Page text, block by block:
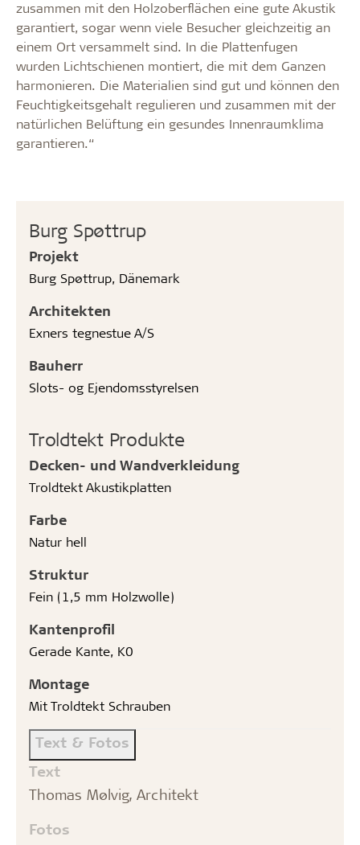
Burg Spøttrup
Projekt
Burg Spøttrup, Dänemark
Architekten
Exners tegnestue A/S
Bauherr
Slots- og Ejendomsstyrelsen
Troldtekt Produkte
Decken- und Wandverkleidung
Troldtekt Akustikplatten
Farbe
Natur hell
Struktur
Fein (1,5 mm Holzwolle)
Kantenprofil
Gerade Kante, K0
Montage
Mit Troldtekt Schrauben
Text & Fotos
Text
Thomas Mølvig, Architekt
Fotos
zusammen mit den Holzoberflächen eine gute Akustik
garantiert, sogar wenn viele Besucher gleichzeitig an
einem Ort versammelt sind. In die Plattenfugen
wurden Lichtschienen montiert, die mit dem Ganzen
harmonieren. Die Materialien sind gut und können den
Feuchtigkeitsgehalt regulieren und zusammen mit der
natürlichen Belüftung ein gesundes Innenraumklima
garantieren.“